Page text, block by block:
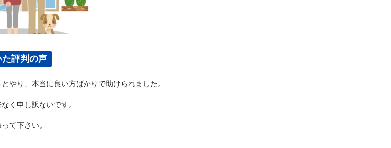
た評判の声
やり、本当に良い方ばかりで助けられました。
く申し訳ないです。
て下さい。